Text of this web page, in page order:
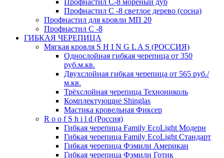
Профнастил С-8 мореный дуб
Профнастил С -8 светлое дерево (сосна)
Профнастил для кровли МП 20
Профнастил С -8
ГИБКАЯ ЧЕРЕПИЦА
Мягкая кровля S H I N G L A S (РОССИЯ)
Однослойная гибкая черепица от 350
руб.м.кв.
Двухслойная гибкая черепица от 565 руб./
м.кв.
Трёхслойная черепица Технониколь
Комплектующие Shinglas
Мастика кровельная Фиксер
R o o f S h i l d (Россия)
Гибкая черепица Family ЕсоLight Модерн
Гибкая черепица Family ЕсоLight Стандарт
Гибкая черепица Фэмили Американ
Гибкая черепица Фэмили Готик